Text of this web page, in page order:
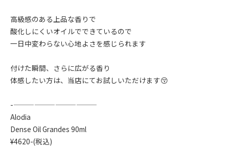
高級感のある上品な香りで
酸化しにくいオイルでできているので
一日中変わらない心地よさを感じられます
付けた瞬間、さらに広がる香り
体感したい方は、当店にてお試しいただけます😚
-————————————
Alodia
Dense Oil Grandes 90ml
¥4620-(税込)